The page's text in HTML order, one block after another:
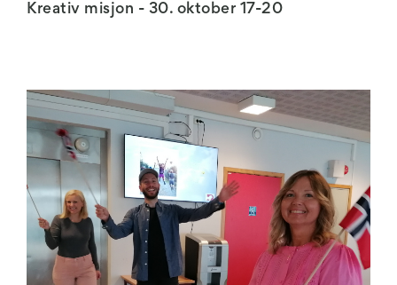
Kreativ misjon - 30. oktober 17-20